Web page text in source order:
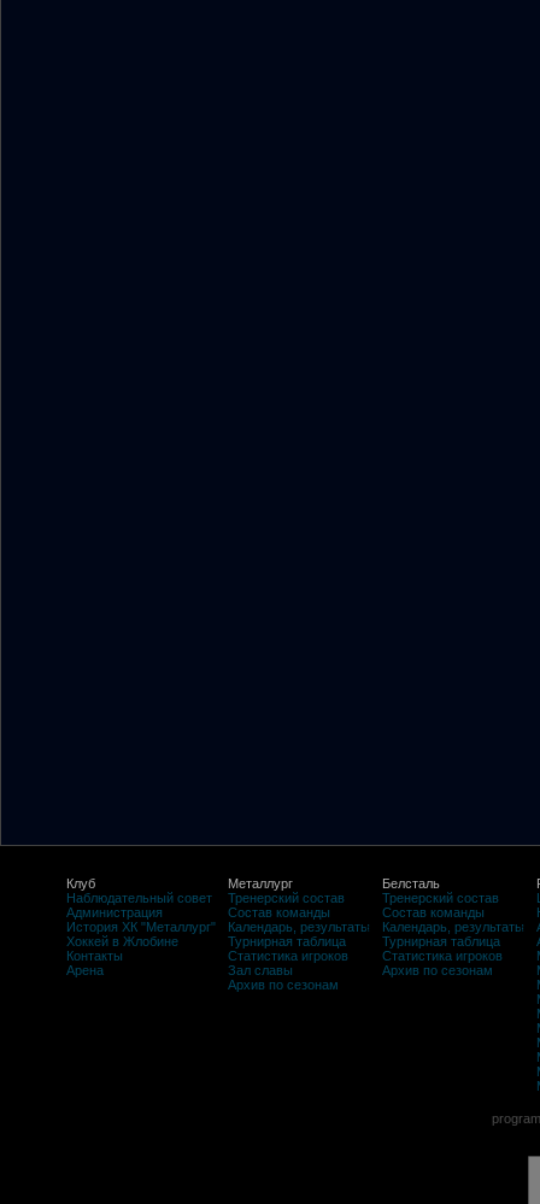
Клуб
Наблюдательный совет
Администрация
История ХК "Металлург"
Хоккей в Жлобине
Контакты
Арена
Металлург
Тренерский состав
Состав команды
Календарь, результаты
Турнирная таблица
Статистика игроков
Зал славы
Архив по сезонам
Белсталь
Тренерский состав
Состав команды
Календарь, результаты
Турнирная таблица
Статистика игроков
Архив по сезонам